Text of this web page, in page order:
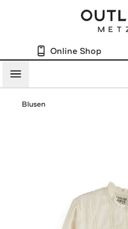
Online Shop
Menü
Blusen